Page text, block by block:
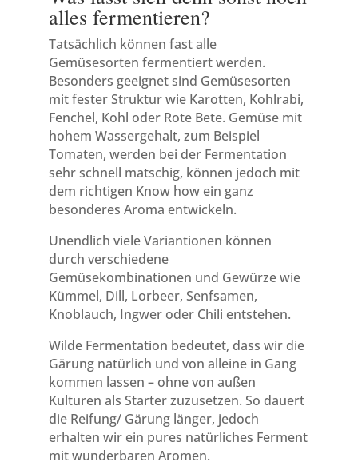
alles fermentieren?
Tatsächlich können fast alle
Gemüsesorten fermentiert werden.
Besonders geeignet sind Gemüsesorten
mit fester Struktur wie Karotten, Kohlrabi,
Fenchel, Kohl oder Rote Bete. Gemüse mit
hohem Wassergehalt, zum Beispiel
Tomaten, werden bei der Fermentation
sehr schnell matschig, können jedoch mit
dem richtigen Know how ein ganz
besonderes Aroma entwickeln.
Unendlich viele Variantionen können
durch verschiedene
Gemüsekombinationen und Gewürze wie
Kümmel, Dill, Lorbeer, Senfsamen,
Knoblauch, Ingwer oder Chili entstehen.
Wilde Fermentation bedeutet, dass wir die
Gärung natürlich und von alleine in Gang
kommen lassen – ohne von außen
Kulturen als Starter zuzusetzen. So dauert
die Reifung/ Gärung länger, jedoch
erhalten wir ein pures natürliches Ferment
mit wunderbaren Aromen.